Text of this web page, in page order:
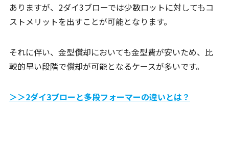
ありますが、2ダイ3ブローでは少数ロットに対してもコ
ストメリットを出すことが可能となります。
それに伴い、金型償却においても金型費が安いため、比
較的早い段階で償却が可能となるケースが多いです。
＞＞2ダイ3ブローと多段フォーマーの違いとは？